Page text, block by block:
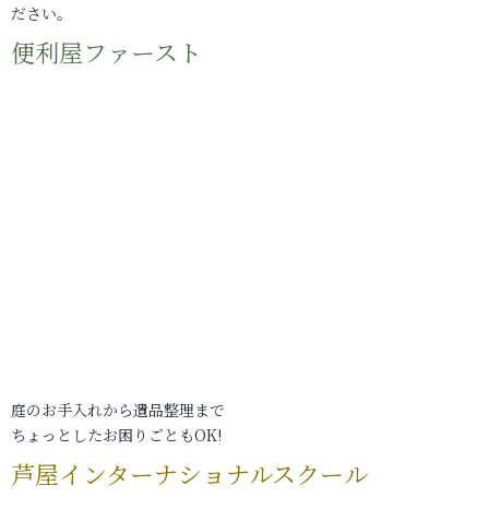
ださい。
便利屋ファースト
庭のお手入れから遺品整理まで
ちょっとしたお困りごともOK!
芦屋インターナショナルスクール